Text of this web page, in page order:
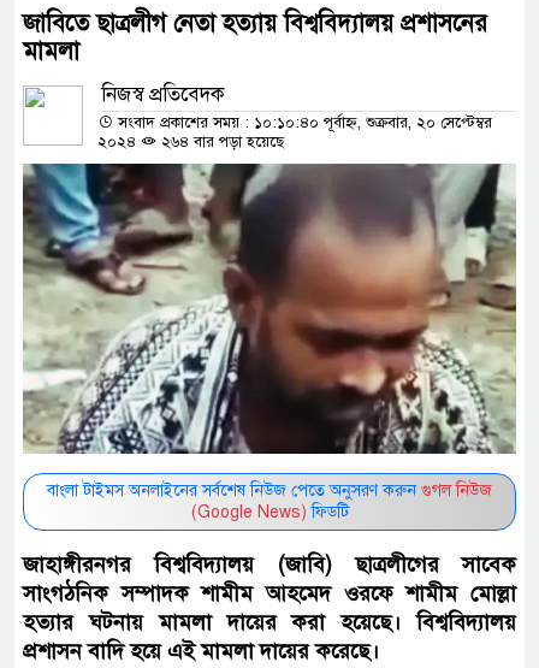
জাবিতে ছাত্রলীগ নেতা হত্যায় বিশ্ববিদ্যালয় প্রশাসনের
মামলা
নিজস্ব প্রতিবেদক
সংবাদ প্রকাশের সময় : ১০:১০:৪০ পূর্বাহ্ন, শুক্রবার, ২০ সেপ্টেম্বর
২০২৪
২৬৪ বার পড়া হয়েছে
বাংলা টাইমস অনলাইনের সর্বশেষ নিউজ পেতে অনুসরণ করুন গুগল নিউজ
(Google News) ফিডটি
জাহাঙ্গীরনগর বিশ্ববিদ্যালয় (জাবি) ছাত্রলীগের সাবেক
সাংগঠনিক সম্পাদক শামীম আহমেদ ওরফে শামীম মোল্লা
হত্যার ঘটনায় মামলা দায়ের করা হয়েছে। বিশ্ববিদ্যালয়
প্রশাসন বাদি হয়ে এই মামলা দায়ের করেছে।